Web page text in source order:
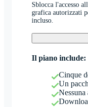
Sblocca l'accesso
grafica autorizzati
incluso.
Il piano include:
Cinque
Un
Nessuna